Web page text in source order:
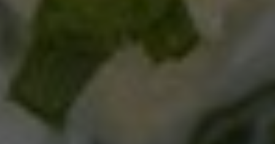
Besucher über Websites hinweg verfolgen.
werden, bedarf der Zugriff auf externe Inhalte